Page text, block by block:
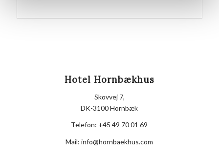
Hotel Hornbækhus
Skovvej 7,
DK-3100 Hornbæk
Telefon: +45 49 70 01 69
Mail:info@hornbaekhus.com